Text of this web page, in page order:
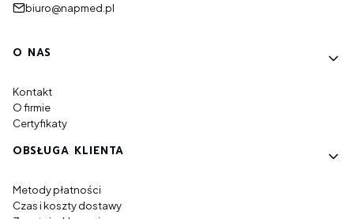
biuro@napmed.pl
Linki w stopce
O NAS
Kontakt
O firmie
Certyfikaty
OBSŁUGA KLIENTA
Metody płatności
Czas i koszty dostawy